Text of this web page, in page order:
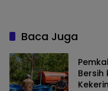
Baca Juga